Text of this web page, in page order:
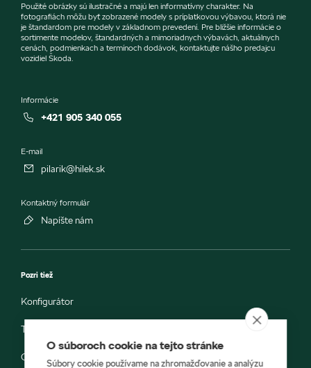
Použité obrázky sú ilustračné a majú len informatívny charakter. Na
fotografiách môžu byť zobrazené modely s príplatkovou výbavou, ktorá nie
je štandardom pre modely v základnom prevedení. Pre bližšie informácie o
sortimente modelov, štandardných a mimoriadnych výbavách, aktuálnych
cenách, podmienkach a termínoch dodávok, kontaktujte nášho predajcu
vozidiel Škoda.
Informácie
+421 905 340 055
E-mail
pilarik@hilek.sk
Kontaktný formulár
Napíšte nám
Pozri tiež
Konfigurátor
Testovacia jazda
Objednávka do servisu
O súboroch cookie na tejto stránke
Súbory cookie používame na zhromažďovanie a analýzu